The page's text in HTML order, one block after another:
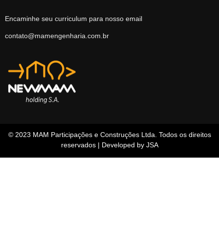
Encaminhe seu curriculum para nosso email
contato@mamengenharia.com.br
© 2023 MAM Participações e Construções Ltda. Todos os direitos
reservados | Developed by JSA